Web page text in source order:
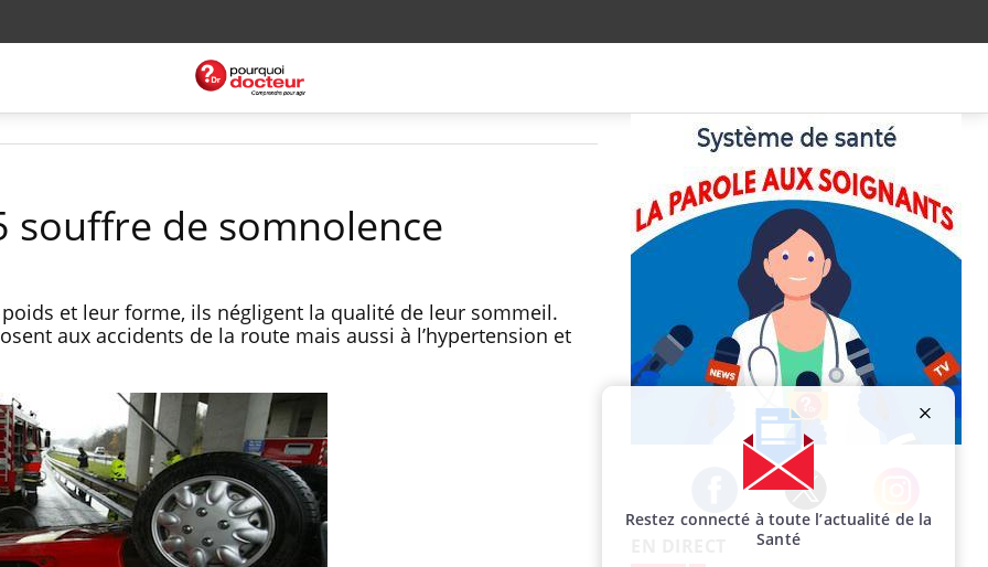
souffre de somnolence
et leur forme, ils négligent la qualité de leur sommeil.
aux accidents de la route mais aussi à l’hypertension et
Facebook Twitter Instagram
Restez connecté à toute l’actualité de la
Santé